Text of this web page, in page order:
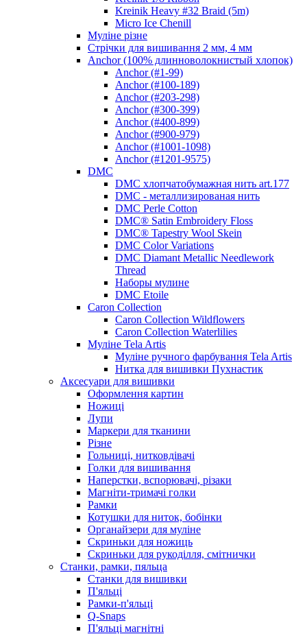
Kreinik Heavy #32 Braid (5m)
Micro Ice Chenill
Муліне різне
Стрічки для вишивання 2 мм, 4 мм
Anchor (100% длинноволокнистый хлопок)
Anchor (#1-99)
Anchor (#100-189)
Anchor (#203-298)
Anchor (#300-399)
Anchor (#400-899)
Anchor (#900-979)
Anchor (#1001-1098)
Anchor (#1201-9575)
DMC
DMC хлопчатобумажная нить art.177
DMC - металлизированая нить
DMC Perle Cotton
DMC® Satin Embroidery Floss
DMC® Tapestry Wool Skein
DMC Color Variations
DMC Diamant Metallic Needlework
Thread
Наборы мулине
DMC Etoile
Caron Collection
Caron Collection Wildflowers
Caron Collection Waterlilies
Муліне Tela Artis
Муліне ручного фарбування Tela Artis
Нитка для вишивки Пухнастик
Аксесуари для вишивки
Оформлення картин
Ножиці
Лупи
Маркери для тканини
Різне
Гольниці, нитковдівачі
Голки для вишивання
Наперстки, вспорювачі, різаки
Магніти-тримачі голки
Рамки
Котушки для ниток, бобінки
Органайзери для муліне
Скриньки для ножиць
Скриньки для рукоділля, смітнички
Станки, рамки, пяльца
Станки для вишивки
П'яльці
Рамки-п'яльці
Q-Snaps
П'яльці магнітні